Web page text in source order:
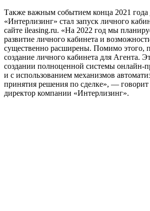
Также важным событием конца 2021 года
«Интерлизинг» стал запуск личного
сайте ileasing.ru. «На 2022 год мы
развитие личного кабинета и
существенно расширены. Помимо этого,
создание личного кабинета для Агента.
создании полноценной системы онлайн-
и с использованием механизмов
принятия решения по сделке», —
директор компании «Интерлизинг».